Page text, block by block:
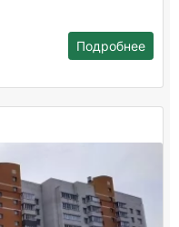
Подробнее